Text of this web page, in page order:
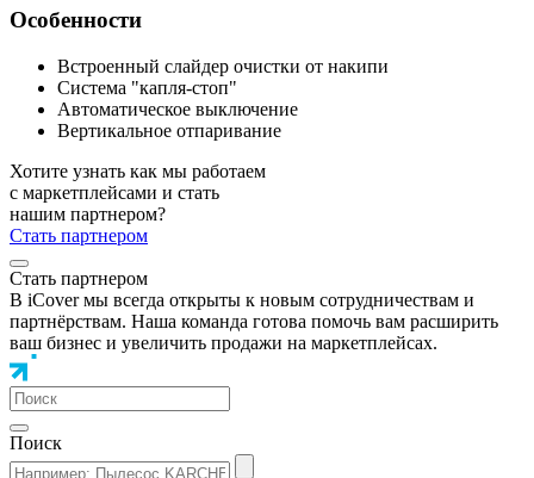
Особенности
Встроенный слайдер очистки от накипи
Система "капля-стоп"
Автоматическое выключение
Вертикальное отпаривание
Хотите узнать как мы работаем
с маркетплейсами и стать
нашим партнером?
Стать партнером
Стать партнером
В iCover мы всегда открыты к новым сотрудничествам и
партнёрствам. Наша команда готова помочь вам расширить
ваш бизнес и увеличить продажи на маркетплейсах.
Поиск